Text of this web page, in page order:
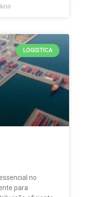
LOGISTICA
no
para